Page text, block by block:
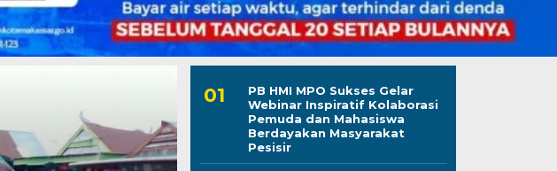
PB HMI MPO Sukses Gelar
Webinar Inspiratif Kolaborasi
Pemuda dan Mahasiswa
Berdayakan Masyarakat
Pesisir